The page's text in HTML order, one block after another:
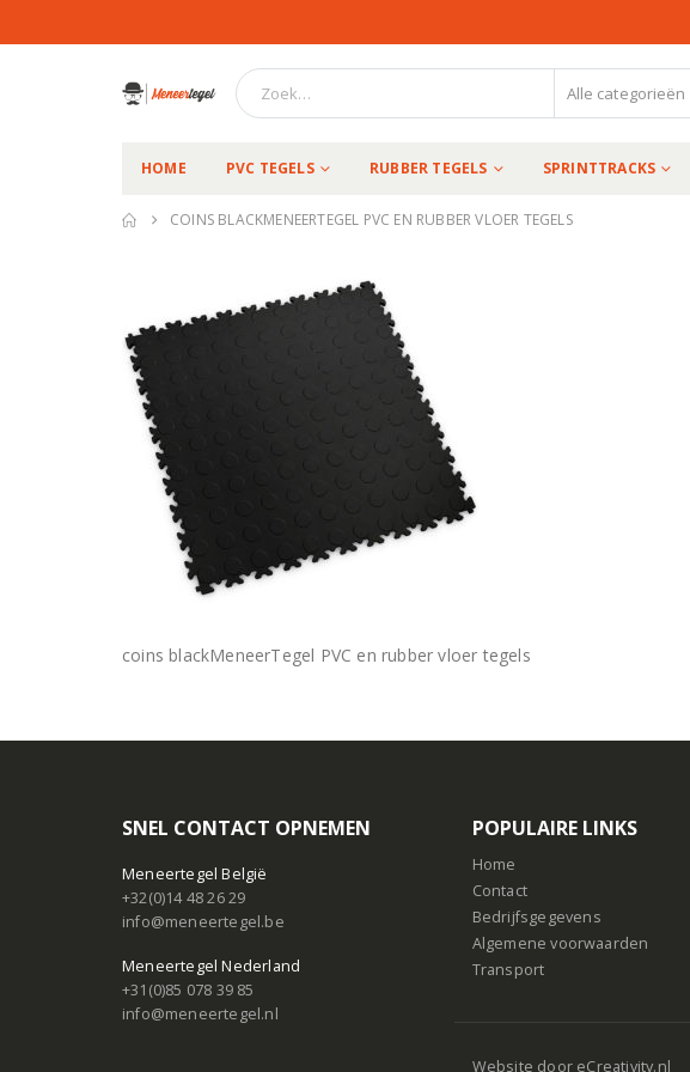
Alle categorieën
HOME PVC TEGELS RUBBER TEGELS SPRINTTRACKS
COINS BLACKMENEERTEGEL PVC EN RUBBER VLOER TEGELS
coins blackMeneerTegel PVC en rubber vloer tegels
SNEL CONTACT OPNEMEN
Meneertegel België
+32(0)14 48 26 29
info@meneertegel.be
Meneertegel Nederland
+31(0)85 078 39 85
info@meneertegel.nl
POPULAIRE LINKS
Home
Contact
Bedrijfsgegevens
Algemene voorwaarden
Transport
Website door eCreativity.nl